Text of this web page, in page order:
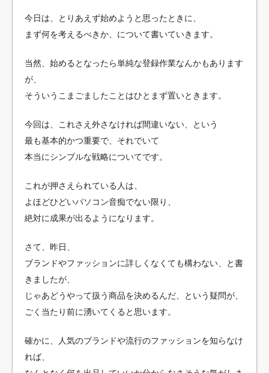
今日は、とりあえず始めようと思ったときに、
まず何を考えるべきか、について書いていきます。
当然、始めるとなったら単純な登録作業なんかもあります
が、
そういうこまごましたことはひとまず置いときます。
今回は、これさえ外さなければ間違いない、という
最も基本的かつ重要で、それでいて
本当にシンプルな戦略についてです。
これが押さえられている人は、
よほどひどいパソコン音痴でない限り、
絶対に成果が出るようになります。
さて、昨日、
ブランドやファッションに詳しくなくても構わない、と書
きましたが、
じゃあどうやって扱う商品を決めるんだ、という疑問が、
ごく当たり前に湧いてくると思います。
確かに、人気のブランドや流行のファッションを知らなけ
れば、